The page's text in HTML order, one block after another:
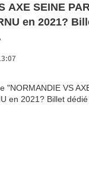
AXE SEINE
en 2021?